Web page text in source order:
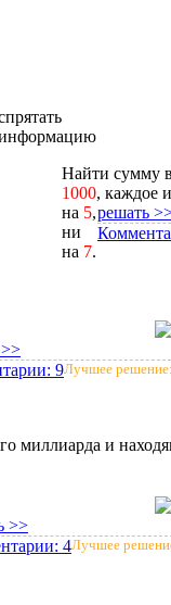
решать
Найти сумму
1000, каждое
на 5,
ни
на 7.
9Лучшее решение:
миллиарда и
>>
4Лучшее